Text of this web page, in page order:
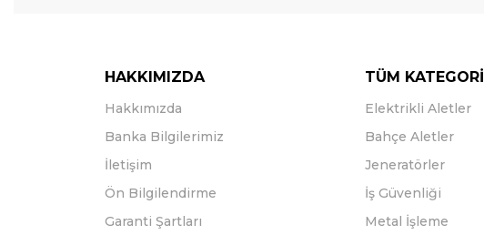
HAKKIMIZDA
Hakkımızda
Banka Bilgilerimiz
İletişim
Ön Bilgilendirme
Garanti Şartları
TÜM
Elektrikli Aletler
Bahçe Aletler
Jeneratörler
İş Güvenliği
Metal İşleme